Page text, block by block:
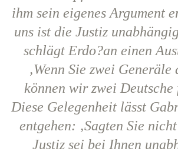
ihm sein eigenes Argument
uns ist die Justiz
schlägt Erdo?an einen
‚Wenn Sie zwei
können wir zwei Deutsche
Diese Gelegenheit lässt
entgehen: ‚Sagten Sie
Justiz sei bei Ihnen